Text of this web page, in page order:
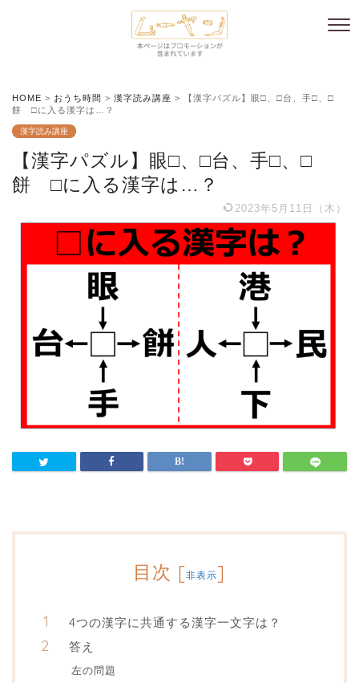
HOME > おうち時間 > 漢字読み講座 >
【漢字パズル】眼□、□台、手□、□
餅 □に入る漢字は…？
漢字読み講座
【漢字パズル】眼□、□台、手□、□
餅 □に入る漢字は…？
2023年5月11日（木）
目次 [非表示]
4つの漢字に共通する漢字一文字は？
答え
左の問題